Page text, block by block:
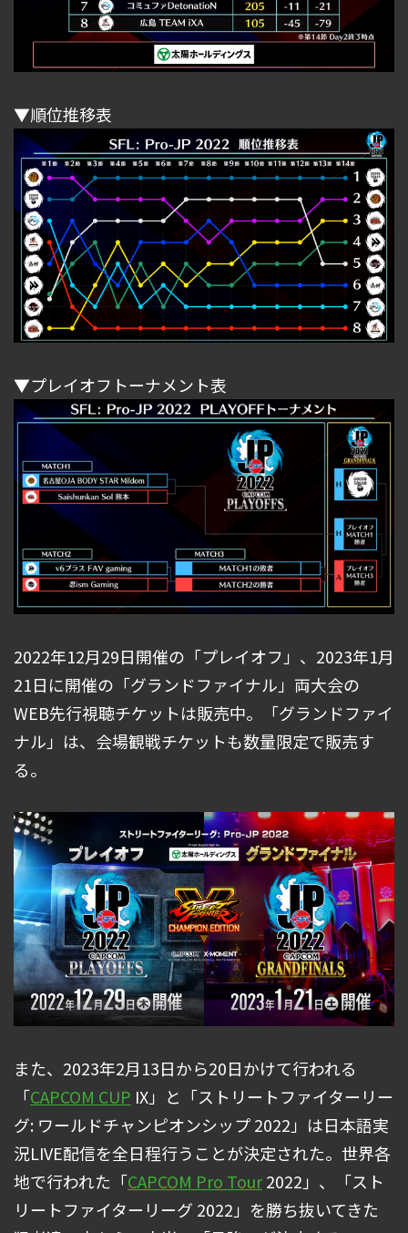
▼順位推移表
▼プレイオフトーナメント表
2022年12月29日開催の「プレイオフ」、2023年1月
21日に開催の「グランドファイナル」両大会の
WEB先行視聴チケットは販売中。「グランドファイ
ナル」は、会場観戦チケットも数量限定で販売す
る。
また、2023年2月13日から20日かけて行われる
「CAPCOM CUP IX」と「ストリートファイターリー
グ: ワールドチャンピオンシップ 2022」は日本語実
況LIVE配信を全日程行うことが決定された。世界各
地で行われた「CAPCOM Pro Tour2022」、「スト
リートファイターリーグ 2022」を勝ち抜いてきた